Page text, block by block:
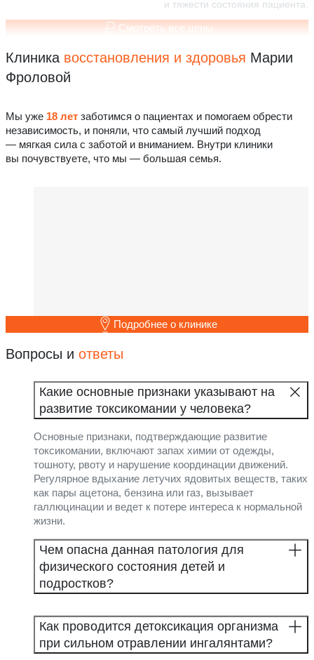
и тяжести состояния пациента.
Смотреть все цены
Клиника восстановления и здоровья Марии
Фроловой
Мы уже 18 лет заботимся о пациентах и помогаем обрести
независимость, и поняли, что самый лучший подход
— мягкая сила с заботой и вниманием. Внутри клиники
вы почувствуете, что мы — большая семья.
Подробнее о клинике
Вопросы и ответы
Какие основные признаки указывают на
развитие токсикомании у человека?
Основные признаки, подтверждающие развитие
токсикомании, включают запах химии от одежды,
тошноту, рвоту и нарушение координации движений.
Регулярное вдыхание летучих ядовитых веществ, таких
как пары ацетона, бензина или газ, вызывает
галлюцинации и ведет к потере интереса к нормальной
жизни.
Чем опасна данная патология для
физического состояния детей и
подростков?
Как проводится детоксикация организма
при сильном отравлении ингалянтами?